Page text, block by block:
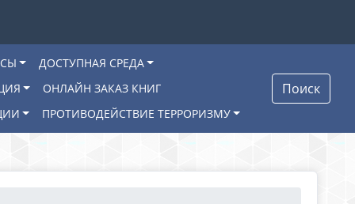
ДОСТУПНАЯ СРЕДА
ОНЛАЙН ЗАКАЗ КНИГ
ПРОТИВОДЕЙСТВИЕ ТЕРРОРИЗМУ
Поиск